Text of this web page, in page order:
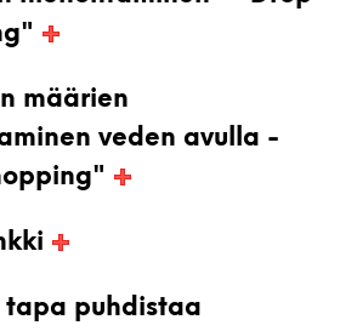
määrien
veden avulla -
tapa puhdistaa